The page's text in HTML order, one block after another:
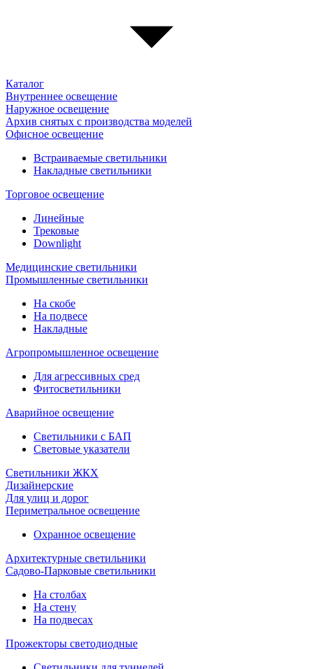
Каталог
Внутреннее освещение
Наружное освещение
Архив снятых с производства моделей
Офисное освещение
Встраиваемые светильники
Накладные светильники
Торговое освещение
Линейные
Трековые
Downlight
Медицинские светильники
Промышленные светильники
На скобе
На подвесе
Накладные
Агропромышленное освещение
Для агрессивных сред
Фитосветильники
Аварийное освещение
Светильники с БАП
Световые указатели
Светильники ЖКХ
Дизайнерские
Для улиц и дорог
Периметральное освещение
Охранное освещение
Архитектурные светильники
Садово-Парковые светильники
На столбах
На стену
На подвесах
Прожекторы светодиодные